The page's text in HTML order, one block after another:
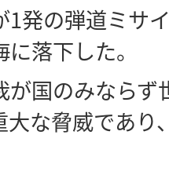
発の弾道ミサ
落下した。
国のみならず
大な脅威であり